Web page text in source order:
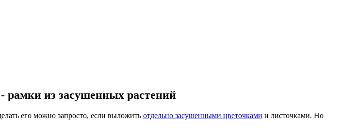
рамки из засушенных растений
его можно запросто, если выложить отдельно засушенными цветочками и листочками. Но